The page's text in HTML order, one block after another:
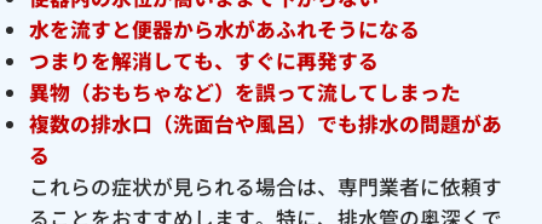
水を流すと便器から水があふれそうになる
つまりを解消しても、すぐに再発する
異物（おもちゃなど）を誤って流してしまった
複数の排水口（洗面台や風呂）でも排水の問題があ
る
これらの症状が見られる場合は、専門業者に依頼す
ることをおすすめします。特に、排水管の奥深くで